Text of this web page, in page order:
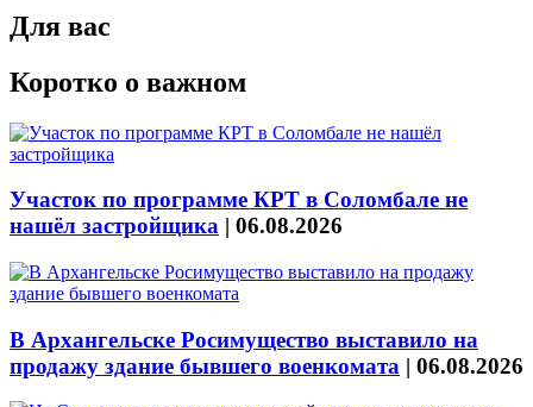
Для вас
Коротко о важном
Участок по программе КРТ в Соломбале не
нашёл застройщика | 06.08.2026
В Архангельске Росимущество выставило на
продажу здание бывшего военкомата | 06.08.2026